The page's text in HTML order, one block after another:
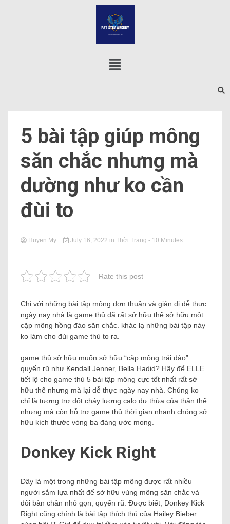
5 bài tập giúp mông
săn chắc nhưng mà
dường như ko cần
đùi to
Huyen My July 16, 2022 in Thời Trang - 10 Minutes
Rate this post
Chỉ với những bài tập mông đơn thuần và giản dị dễ thực
ngày nay nhà là game thủ đã rất sở hữu thể sở hữu một
cặp mông hồng đào săn chắc. khác lạ những bài tập này
ko làm cho đùi game thủ to ra.
game thủ sở hữu muốn sở hữu “cặp mông trái đào”
quyến rũ như Kendall Jenner, Bella Hadid? Hãy để ELLE
tiết lộ cho game thủ 5 bài tập mông cực tốt nhất rất sở
hữu thể nhưng mà lại dễ thực ngày nay nhà. Chúng ko
chỉ là tương trợ đốt cháy lượng calo dư thừa của thân thể
nhưng mà còn hỗ trợ game thủ thời gian nhanh chóng sở
hữu kích thước vòng ba đáng ước mong.
Donkey Kick Right
Đây là một trong những bài tập mông được rất nhiều
người sắm lựa nhất để sở hữu vùng mông săn chắc và
đôi bàn chân nhỏ gọn, quyến rũ. Được biết, Donkey Kick
Right cũng chính là bài tập thích thú của Hailey Bieber